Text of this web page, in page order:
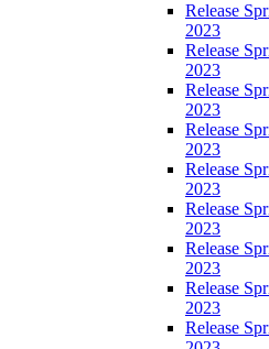
Release
2023
Release
2023
Release
2023
Release
2023
Release
2023
Release
2023
Release
2023
Release
2023
Release